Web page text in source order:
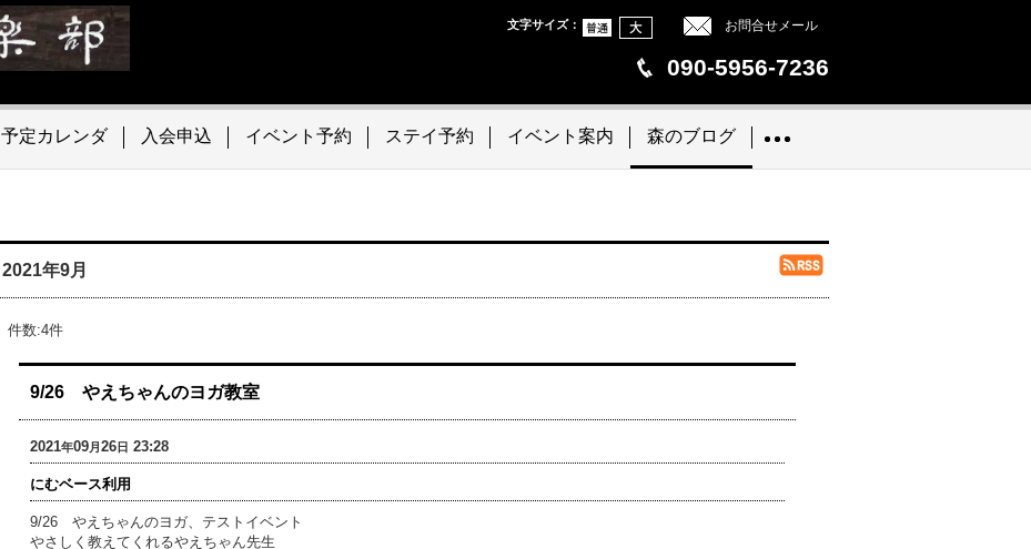
お問合せメール
文字サイズ：
090-5956-7236
予定カレンダ 入会申込 イベント予約 ステイ予約 イベント案内 森のブログ
2021年9月
件数:4件
9/26 やえちゃんのヨガ教室
2021年09月26日 23:28
にむベース利用
9/26 やえちゃんのヨガ、テストイベント
やさしく教えてくれるやえちゃん先生